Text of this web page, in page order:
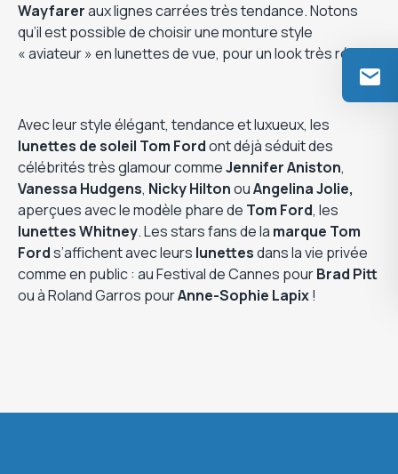
Wayfareraux lignes carrées très tendance. Notons
qu’il est possible de choisir une monture style
« aviateur » en lunettes de vue, pour un look très rétro !
Avec leur style élégant, tendance et luxueux, les
lunettes de soleil Tom Fordont déjà séduit des
célébrités très glamour commeJennifer Aniston,
Vanessa Hudgens, Nicky HiltonouAngelina Jolie,
aperçues avec le modèle phare de Tom Ford, les
lunettes Whitney. Les stars fans de la marque Tom
Fords’affichent avec leurs lunettesdans la vie privée
comme en public : au Festival de Cannes pourBrad Pitt
ou à Roland Garros pourAnne-Sophie Lapix!